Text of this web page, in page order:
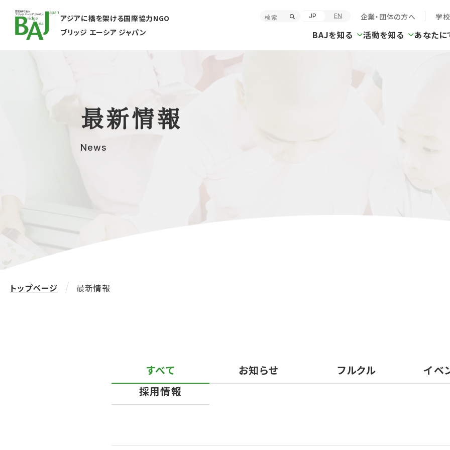
アジアに橋を架ける国際協力NGO
ブリッジ エーシア ジャパン
JP EN 企業・団体の方へ 学
BAJを知る 活動を知る あなたに
最新情報
News
トップページ 最新情報
すべて お知らせ フルクル
イベ
採用情報